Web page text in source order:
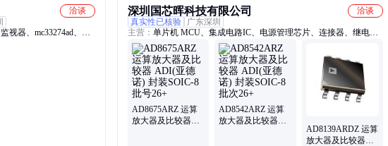
洽谈
视器、mc33274ad、微
、zxfv202e5ta、
l/tr、lt3572euf#pbf、
ltc1485is8#tr、
、ltc6602iuf#pbf、
深圳国芯晖科技有限公司
洽谈
真实性已核验
广东深圳
主营： 单片机 MCU、集成电路IC、电源管理芯片、连接器、继电
器、二三极管
AD8675ARZ 运算
放大器及比较器
AD8542ARZ 运算
放大器及比较器
AD8139ARDZ 运算
放大器及比较器